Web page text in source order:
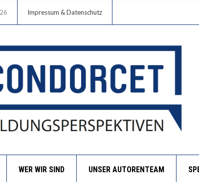
Impressum & Datenschutz
WER WIR SIND UNSER AUTORENTEAM